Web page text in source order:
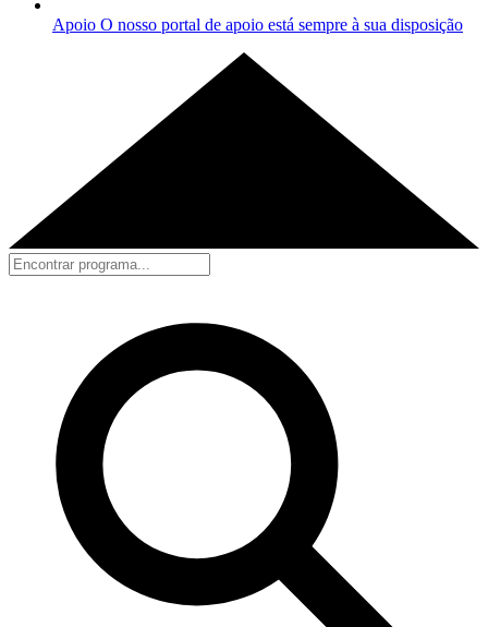
Apoio O nosso portal de apoio está sempre à sua disposição